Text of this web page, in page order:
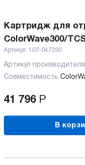
Картридж для
ColorWave300/
Артикул: 107-047290
Артикул производителя
Совместимость
41 796 Р
В